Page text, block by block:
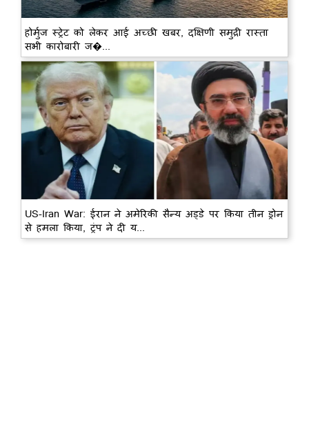
होर्मुज स्ट्रेट को लेकर आई अच्छी खबर, दक्षिणी समुद्री रास्ता
सभी कारोबारी ज�...
US-Iran War: ईरान ने अमेरिकी सैन्य अड्डे पर किया तीन ड्रोन
से हमला किया, ट्रंप ने दी य...